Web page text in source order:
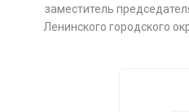
заместитель
Ленинского городского